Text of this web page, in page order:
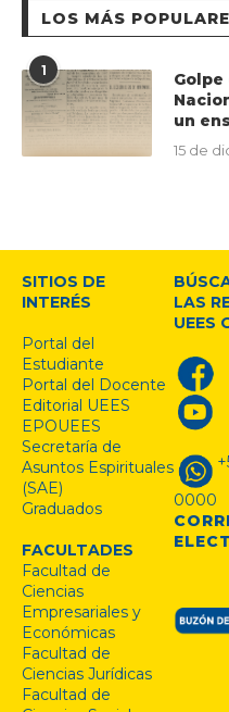
LOS MÁS
1
un
15 de
SITIOS DE
INTERÉS
Portal del
Estudiante
Portal del Docente
Editorial UEES
EPOUEES
Secretaría de
Asuntos Espirituales
(SAE)
Graduados
FACULTADES
Facultad de
Ciencias
Empresariales y
Económicas
Facultad de
Ciencias Jurídicas
Facultad de
LAS
UEES
0000